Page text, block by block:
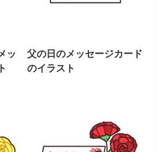
ッ
父の日のメッセージカード
のイラスト